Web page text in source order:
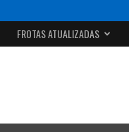
FROTAS ATUALIZADAS